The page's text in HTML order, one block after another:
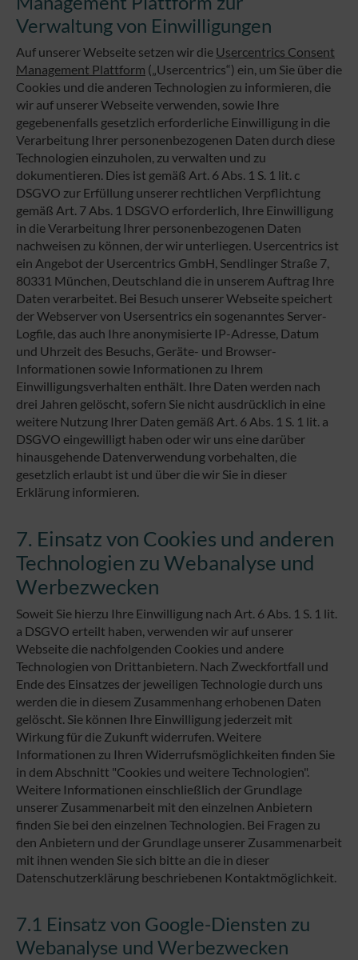
Verwaltung von Einwilligungen
Auf unserer Webseite setzen wir die Usercentrics Consent
Management Plattform („Usercentrics“) ein, um Sie über die
Cookies und die anderen Technologien zu informieren, die
wir auf unserer Webseite verwenden, sowie Ihre
gegebenenfalls gesetzlich erforderliche Einwilligung in die
Verarbeitung Ihrer personenbezogenen Daten durch diese
Technologien einzuholen, zu verwalten und zu
dokumentieren. Dies ist gemäß Art. 6 Abs. 1 S. 1 lit. c
DSGVO zur Erfüllung unserer rechtlichen Verpflichtung
gemäß Art. 7 Abs. 1 DSGVO erforderlich, Ihre Einwilligung
in die Verarbeitung Ihrer personenbezogenen Daten
nachweisen zu können, der wir unterliegen. Usercentrics ist
ein Angebot der Usercentrics GmbH, Sendlinger Straße 7,
80331 München, Deutschland die in unserem Auftrag Ihre
Daten verarbeitet. Bei Besuch unserer Webseite speichert
der Webserver von Usersentrics ein sogenanntes Server-
Logfile, das auch Ihre anonymisierte IP-Adresse, Datum
und Uhrzeit des Besuchs, Geräte- und Browser-
Informationen sowie Informationen zu Ihrem
Einwilligungsverhalten enthält. Ihre Daten werden nach
drei Jahren gelöscht, sofern Sie nicht ausdrücklich in eine
weitere Nutzung Ihrer Daten gemäß Art. 6 Abs. 1 S. 1 lit. a
DSGVO eingewilligt haben oder wir uns eine darüber
hinausgehende Datenverwendung vorbehalten, die
gesetzlich erlaubt ist und über die wir Sie in dieser
Erklärung informieren.
7. Einsatz von Cookies und anderen
Technologien zu Webanalyse und
Werbezwecken
Soweit Sie hierzu Ihre Einwilligung nach Art. 6 Abs. 1 S. 1 lit.
a DSGVO erteilt haben, verwenden wir auf unserer
Webseite die nachfolgenden Cookies und andere
Technologien von Drittanbietern. Nach Zweckfortfall und
Ende des Einsatzes der jeweiligen Technologie durch uns
werden die in diesem Zusammenhang erhobenen Daten
gelöscht. Sie können Ihre Einwilligung jederzeit mit
Wirkung für die Zukunft widerrufen. Weitere
Informationen zu Ihren Widerrufsmöglichkeiten finden Sie
in dem Abschnitt "Cookies und weitere Technologien".
Weitere Informationen einschließlich der Grundlage
unserer Zusammenarbeit mit den einzelnen Anbietern
finden Sie bei den einzelnen Technologien. Bei Fragen zu
den Anbietern und der Grundlage unserer Zusammenarbeit
mit ihnen wenden Sie sich bitte an die in dieser
Datenschutzerklärung beschriebenen Kontaktmöglichkeit.
7.1 Einsatz von Google-Diensten zu
Webanalyse und Werbezwecken